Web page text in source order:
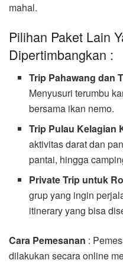
mahal.
Pilihan Paket Lain
Dipertimbangkan :
Trip Pahawang dan
Menyusuri terumbu
bersama ikan nemo.
Trip Pulau Kelagian
aktivitas darat dan
pantai, hingga
Private Trip untuk
grup yang ingin
itinerary yang bisa
Cara Pemesanan :
dilakukan secara online